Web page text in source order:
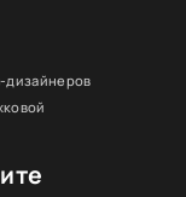
дизайнеров